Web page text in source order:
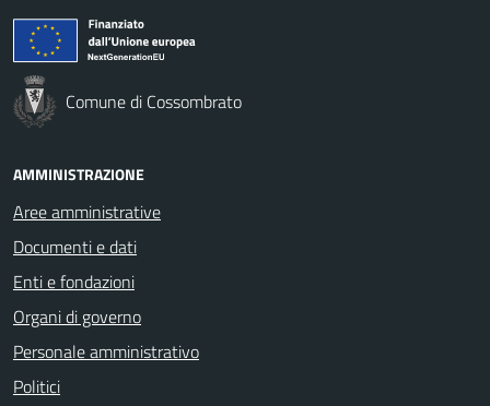
Comune di Cossombrato
AMMINISTRAZIONE
Aree amministrative
Documenti e dati
Enti e fondazioni
Organi di governo
Personale amministrativo
Politici